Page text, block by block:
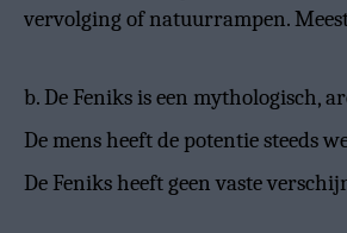
vervolging of natuurrampen.
b. De Feniks is een mythologisch,
De mens heeft de potentie steeds
De Feniks heeft geen vaste